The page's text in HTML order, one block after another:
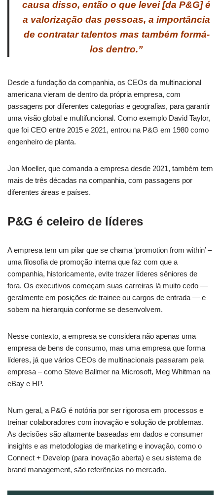
causa disso, então o que levei [da P&G] é
a valorização das pessoas, a importância
de contratar talentos mas também formá-
los dentro.”
Desde a fundação da companhia, os CEOs da multinacional
americana vieram de dentro da própria empresa, com
passagens por diferentes categorias e geografias, para garantir
uma visão global e multifuncional. Como exemplo David Taylor,
que foi CEO entre 2015 e 2021, entrou na P&G em 1980 como
engenheiro de planta.
Jon Moeller, que comanda a empresa desde 2021, também tem
mais de três décadas na companhia, com passagens por
diferentes áreas e países.
P&G é celeiro de líderes
A empresa tem um pilar que se chama ‘promotion from within’ –
uma filosofia de promoção interna que faz com que a
companhia, historicamente, evite trazer líderes sêniores de
fora. Os executivos começam suas carreiras lá muito cedo —
geralmente em posições de trainee ou cargos de entrada — e
sobem na hierarquia conforme se desenvolvem.
Nesse contexto, a empresa se considera não apenas uma
empresa de bens de consumo, mas uma empresa que forma
líderes, já que vários CEOs de multinacionais passaram pela
empresa – como Steve Ballmer na Microsoft, Meg Whitman na
eBay e HP.
Num geral, a P&G é notória por ser rigorosa em processos e
treinar colaboradores com inovação e solução de problemas.
As decisões são altamente baseadas em dados e consumer
insights e as metodologias de marketing e inovação, como o
Connect + Develop (para inovação aberta) e seu sistema de
brand management, são referências no mercado.